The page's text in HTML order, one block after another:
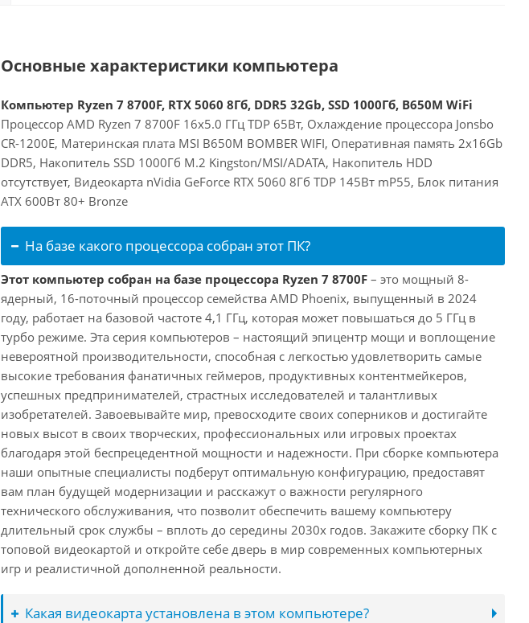
Основные характеристики компьютера
Компьютер Ryzen 7 8700F, RTX 5060 8Гб, DDR5 32Gb, SSD 1000Гб, B650M WiFi
Процессор AMD Ryzen 7 8700F 16x5.0 ГГц TDP 65Вт, Охлаждение процессора Jonsbo
CR-1200E, Материнская плата MSI B650M BOMBER WIFI, Оперативная память 2x16Gb
DDR5, Накопитель SSD 1000Гб M.2 Kingston/MSI/ADATA, Накопитель HDD
отсутствует, Видеокарта nVidia GeForce RTX 5060 8Гб TDP 145Вт mP55, Блок питания
ATX 600Вт 80+ Bronze
На базе какого процессора собран этот ПК?
Этот компьютер собран на базе процессора Ryzen 7 8700F – это мощный 8-
ядерный, 16-поточный процессор семейства AMD Phoenix, выпущенный в 2024
году, работает на базовой частоте 4,1 ГГц, которая может повышаться до 5 ГГц в
турбо режиме. Эта серия компьютеров – настоящий эпицентр мощи и воплощение
невероятной производительности, способная с легкостью удовлетворить самые
высокие требования фанатичных геймеров, продуктивных контентмейкеров,
успешных предпринимателей, страстных исследователей и талантливых
изобретателей. Завоевывайте мир, превосходите своих соперников и достигайте
новых высот в своих творческих, профессиональных или игровых проектах
благодаря этой беспрецедентной мощности и надежности. При сборке компьютера
наши опытные специалисты подберут оптимальную конфигурацию, предоставят
вам план будущей модернизации и расскажут о важности регулярного
технического обслуживания, что позволит обеспечить вашему компьютеру
длительный срок службы – вплоть до середины 2030х годов. Закажите сборку ПК с
топовой видеокартой и откройте себе дверь в мир современных компьютерных
игр и реалистичной дополненной реальности.
Какая видеокарта установлена в этом компьютере?